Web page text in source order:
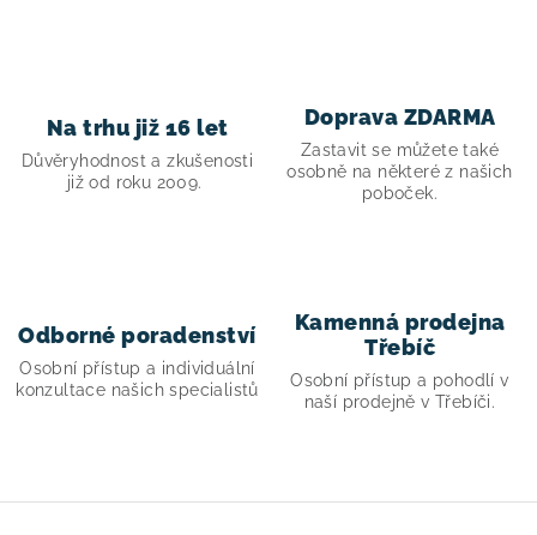
v
p
s
Na trhu již 16 let
Důvěryhodnost a zkušenosti
již od roku 2009.
Doprava ZDARMA
Zastavit se můžete také
osobně na některé z našich
poboček.
Odborné poradenství
Osobní přístup a individuální
konzultace našich specialistů
Kamenná prodejna
Třebíč
Osobní přístup a pohodlí v
naší prodejně v Třebíči.